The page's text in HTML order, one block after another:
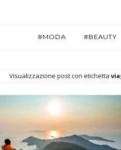
#MODA #BEAUTY
Visualizzazione post con etichetta